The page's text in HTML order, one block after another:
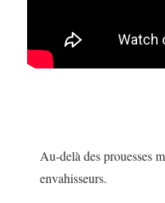
Au-delà des prouesses
envahisseurs.